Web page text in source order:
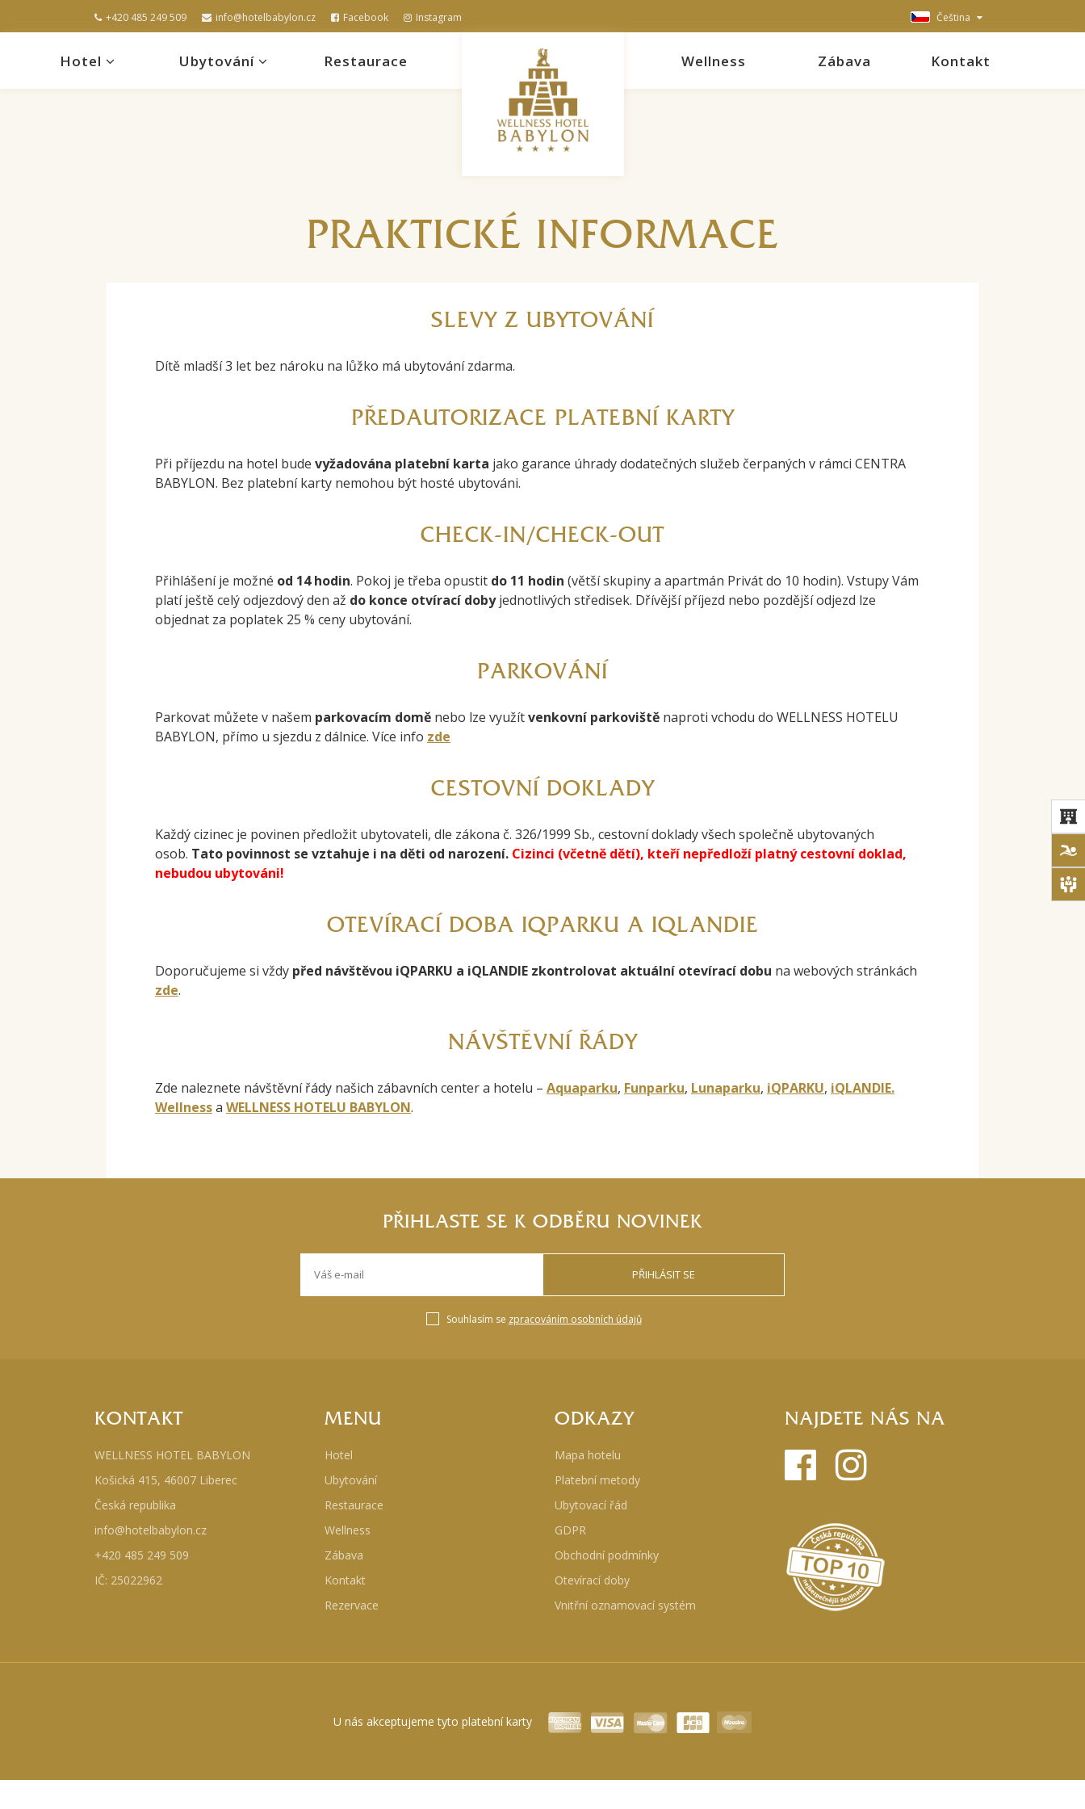
+420 485 249 509 info@hotelbabylon.cz Facebook Instagram Čeština
Hotel Ubytování Restaurace Wellness Zábava Kontakt
PRAKTICKÉ INFORMACE
SLEVY Z UBYTOVÁNÍ
Dítě mladší 3 let bez nároku na lůžko má ubytování zdarma.
PŘEDAUTORIZACE PLATEBNÍ KARTY
Při příjezdu na hotel bude vyžadována platební karta jako garance úhrady dodatečných služeb čerpaných v rámci CENTRA
BABYLON. Bez platební karty nemohou být hosté ubytováni.
CHECK-IN/CHECK-OUT
Přihlášení je možné od 14 hodin. Pokoj je třeba opustit do 11 hodin (větší skupiny a apartmán Privát do 10 hodin). Vstupy Vám
platí ještě celý odjezdový den až do konce otvírací dobyjednotlivých středisek. Dřívější příjezd nebo pozdější odjezd lze
objednat za poplatek 25 % ceny ubytování.
PARKOVÁNÍ
Parkovat můžete v našem parkovacím domě nebo lze využítvenkovní parkoviště naproti vchodu do WELLNESS HOTELU
BABYLON, přímo u sjezdu z dálnice. Více info zde
CESTOVNÍ DOKLADY
Každý cizinec je povinen předložit ubytovateli, dle zákona č. 326/1999 Sb., cestovní doklady všech společně ubytovaných
osob. Tato povinnost se vztahuje i na děti od narození. Cizinci (včetně dětí), kteří nepředloží platný cestovní doklad,
nebudou ubytováni!
OTEVÍRACÍ DOBA IQPARKU A IQLANDIE
Doporučujeme si vždy před návštěvou iQPARKU a iQLANDIE zkontrolovat aktuální otevírací dobu na webových stránkách
zde.
NÁVŠTĚVNÍ ŘÁDY
Zde naleznete návštěvní řády našich zábavních center a hotelu – Aquaparku, Funparku, Lunaparku, iQPARKU, iQLANDIE.
Wellnessa WELLNESS HOTELU BABYLON.
PŘIHLASTE SE K ODBĚRU NOVINEK
PŘIHLÁSIT SE
Souhlasím se zpracováním osobních údajů
KONTAKT
WELLNESS HOTEL BABYLON
Košická 415, 46007 Liberec
Česká republika
info@hotelbabylon.cz
+420 485 249 509
IČ: 25022962
MENU
Hotel
Ubytování
Restaurace
Wellness
Zábava
Kontakt
Rezervace
ODKAZY
Mapa hotelu
Platební metody
Ubytovací řád
GDPR
Obchodní podmínky
Otevírací doby
Vnitřní oznamovací systém
NAJDETE NÁS NA
U nás akceptujeme tyto platební karty